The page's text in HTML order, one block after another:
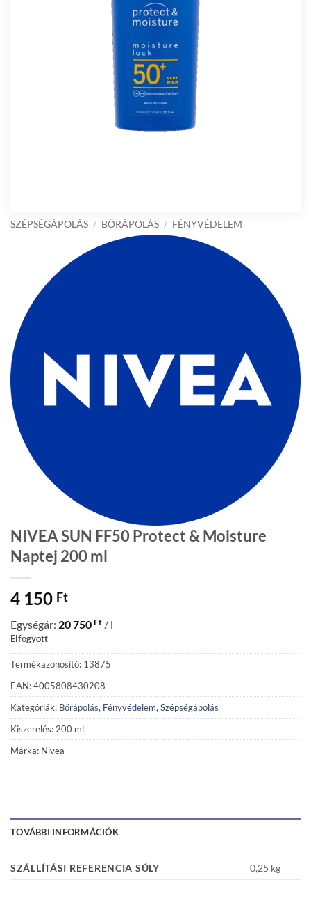
SZÉPSÉGÁPOLÁS / BŐRÁPOLÁS / FÉNYVÉDELEM
NIVEA SUN FF50 Protect & Moisture
Naptej 200 ml
4 150 Ft
Egységár: 20 750 Ft / l
Elfogyott
Termékazonosító: 13875
EAN: 4005808430208
Kategóriák: Bőrápolás, Fényvédelem, Szépségápolás
Kiszerelés: 200 ml
Márka: Nivea
TOVÁBBI INFORMÁCIÓK
SZÁLLÍTÁSI REFERENCIA SÚLY 0,25 kg